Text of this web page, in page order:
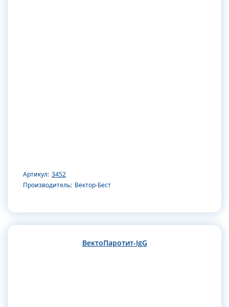
Артикул: 3452
Производитель: Вектор-Бест
ВектоПаротит-IgG